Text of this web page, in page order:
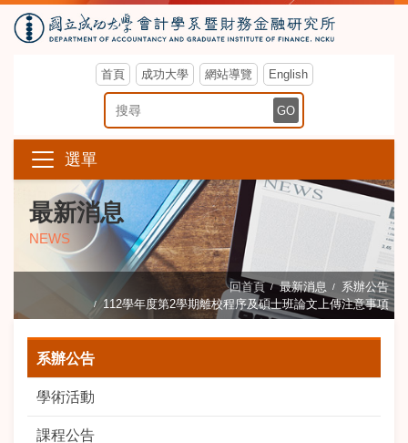
首頁 成功大學 網站導覽 English
搜尋關鍵字 GO
選單
最新消息
NEWS
回首頁 最新消息
系辦公告
112學年度第2學期離校程序及碩士班論文上傳注意事項
系辦公告
學術活動
課程公告